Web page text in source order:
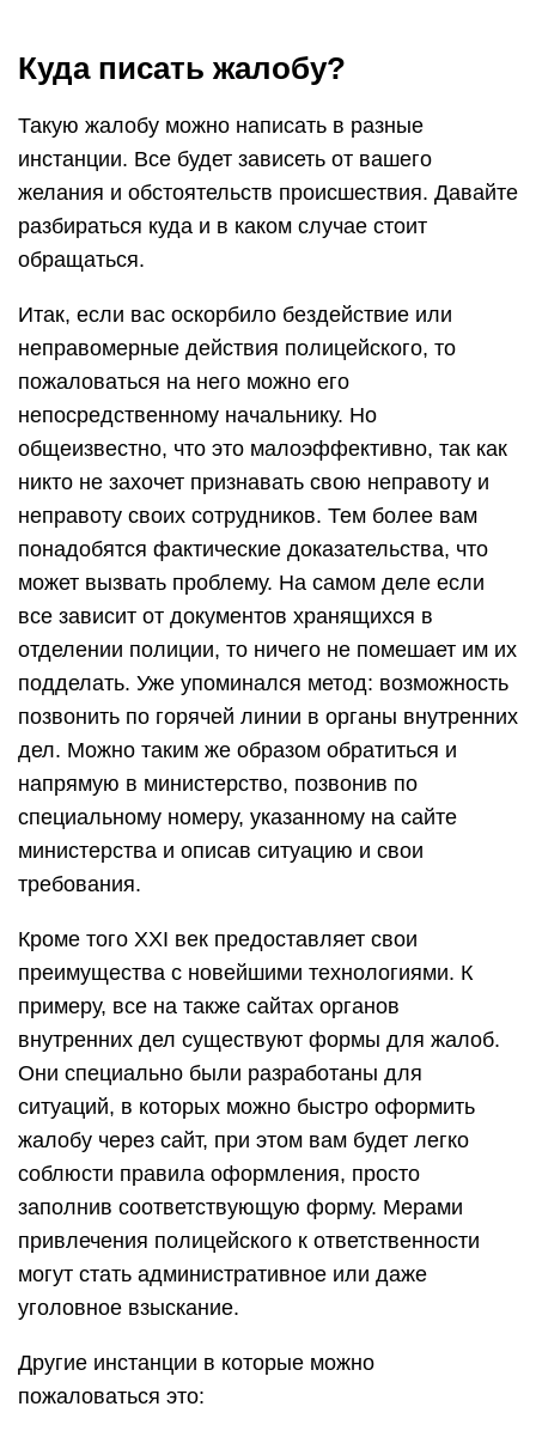
Куда писать жалобу?
Такую жалобу можно написать в разные
инстанции. Все будет зависеть от вашего
желания и обстоятельств происшествия. Давайте
разбираться куда и в каком случае стоит
обращаться.
Итак, если вас оскорбило бездействие или
неправомерные действия полицейского, то
пожаловаться на него можно его
непосредственному начальнику. Но
общеизвестно, что это малоэффективно, так как
никто не захочет признавать свою неправоту и
неправоту своих сотрудников. Тем более вам
понадобятся фактические доказательства, что
может вызвать проблему. На самом деле если
все зависит от документов хранящихся в
отделении полиции, то ничего не помешает им их
подделать. Уже упоминался метод: возможность
позвонить по горячей линии в органы внутренних
дел. Можно таким же образом обратиться и
напрямую в министерство, позвонив по
специальному номеру, указанному на сайте
министерства и описав ситуацию и свои
требования.
Кроме того ХХІ век предоставляет свои
преимущества с новейшими технологиями. К
примеру, все на также сайтах органов
внутренних дел существуют формы для жалоб.
Они специально были разработаны для
ситуаций, в которых можно быстро оформить
жалобу через сайт, при этом вам будет легко
соблюсти правила оформления, просто
заполнив соответствующую форму. Мерами
привлечения полицейского к ответственности
могут стать административное или даже
уголовное взыскание.
Другие инстанции в которые можно
пожаловаться это: